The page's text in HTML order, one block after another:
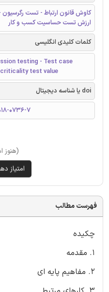
ارزش تست حساسیت کسب و کار
کلمات کلیدی انگلیسی
testing - Test case
test value
doi یا شناسه دیجیتال
0736-7
(هنوز
فهرست مطالب
چکیده
1. مقدمه
2. مفاهیم پایه ای